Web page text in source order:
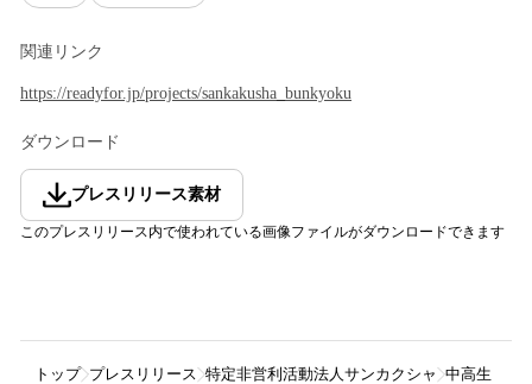
関連リンク
https://readyfor.jp/projects/sankakusha_bunkyoku
ダウンロード
プレスリリース素材
このプレスリリース内で使われている画像ファイルがダウンロードできます
トップ プレスリリース 特定非営利活動法人サンカクシャ 中高生・若